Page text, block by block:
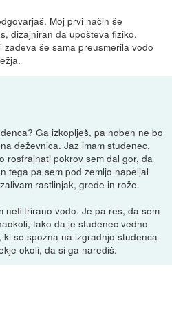
Moj prvi način še
dizajniran da upošteva fiziko.
še sama preusmerila vodo
Ga izkoplješ, pa noben ne bo
deževnica. Jaz imam studenec,
rosfrajnati pokrov sem dal gor, da
tega pa sem pod zemljo napeljal
rastlinjak, grede in rože.
nefiltrirano vodo. Je pa res, da sem
tako da je studenec vedno
se spozna na izgradnjo studenca
okoli, da si ga narediš.